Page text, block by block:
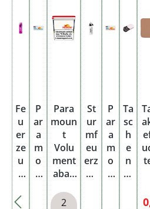
Fe
u
er
ze
u
g
0,
P
ar
a
m
o
u
Para
moun
t
Volu
ment
abak
Giga
2
St
ur
mf
eu
erz
eu
P
ar
a
m
o
u
Ta
sc
h
e
n
as